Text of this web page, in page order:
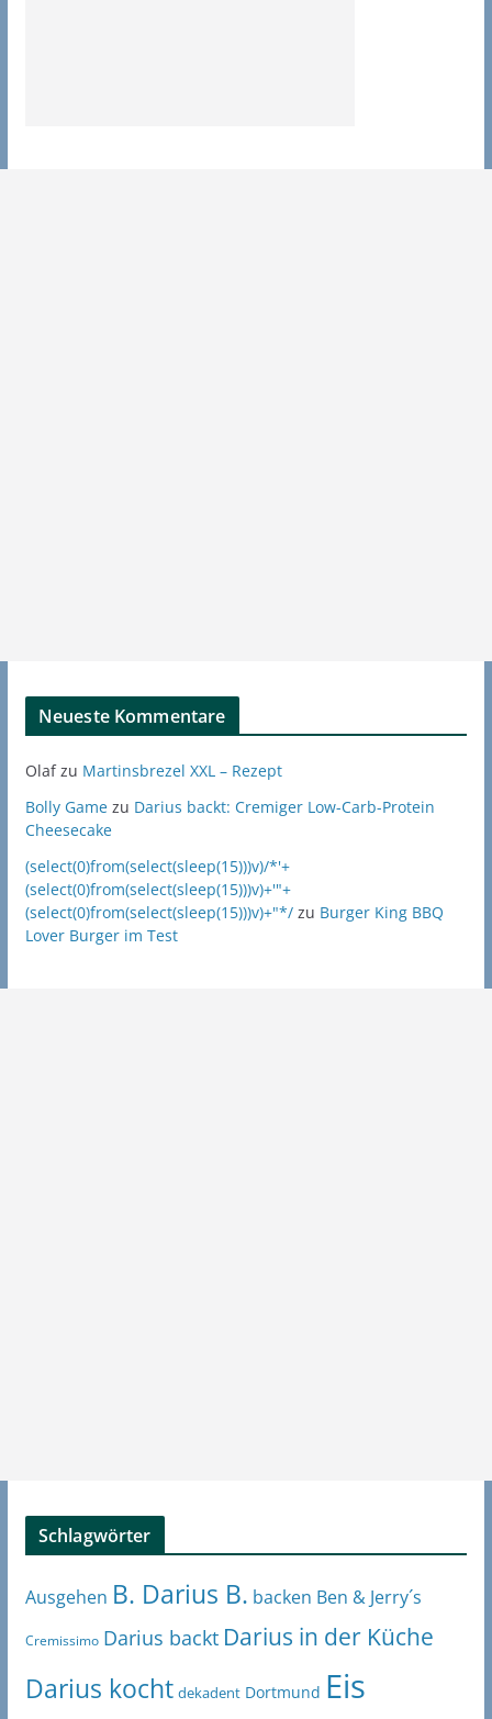
Neueste Kommentare
Olafzu Martinsbrezel XXL – Rezept
Bolly Gamezu Darius backt: Cremiger Low-Carb-Protein
Cheesecake
(select(0)from(select(sleep(15)))v)/*'+
(select(0)from(select(sleep(15)))v)+'"+
(select(0)from(select(sleep(15)))v)+"*/zu Burger King BBQ
Lover Burger im Test
Schlagwörter
Ausgehen B. Darius B. backen Ben & Jerry´s
Cremissimo Darius backt Darius in der Küche
Darius kocht dekadent Dortmund Eis